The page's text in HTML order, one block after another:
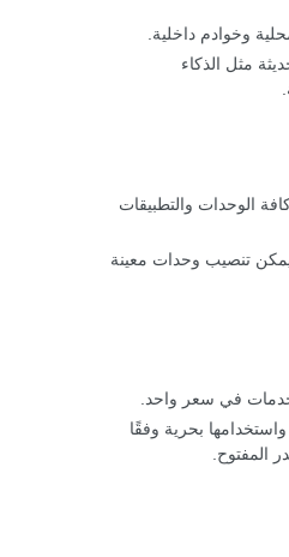
وخوادم داخلية.
مثل الذكاء
الوحدات والتطبيقات
تنصيب وحدات معينة
في سعر واحد.
بحرية وفقًا
المفتوح.